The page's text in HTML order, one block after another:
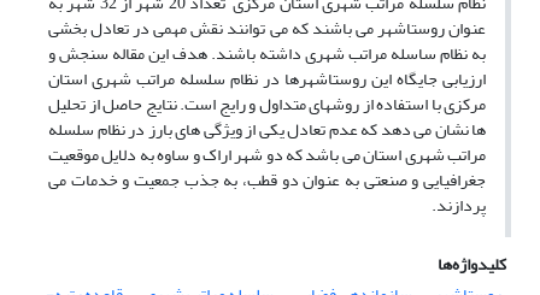
عنوان روستاشهر می باشند که می توانند نقش مهمی در تعادل بخشی
به نظام ساسله مراتب شهری داشته باشند. هدف این مقاله سنجش و
ارزیابی جایگاه این روستاشهرها در نظام سلسله مراتب شهری استان
مرکزی با استفاده از روشهای متداول و رایج است. نتایج حاصل از تحلیل
ها نشان می دهد که عدم تعادل یکی از ویژگی های بارز در نظام سلسله
مراتب شهری استان می باشد که دو شهر اراک و ساوه به دلایل موقعیت
جغرافیایی و صنعتی به عنوان دو قطب، به جذب جمعیت و خدمات می
پردازند.
کلیدواژه‌ها